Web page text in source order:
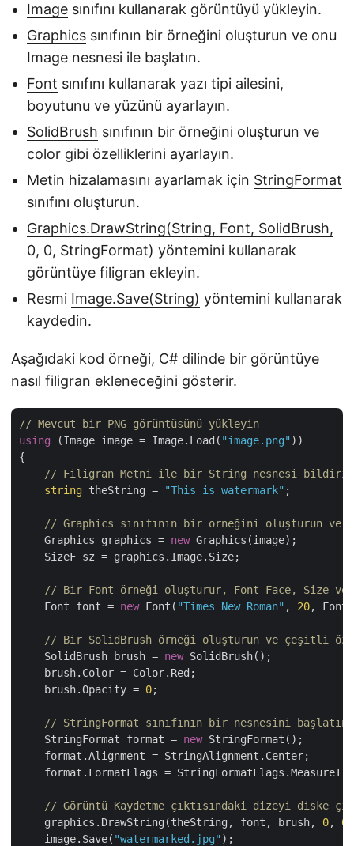
Image sınıfını kullanarak görüntüyü yükleyin.
Graphics sınıfının bir örneğini oluşturun ve onu
Image nesnesi ile başlatın.
Font sınıfını kullanarak yazı tipi ailesini,
boyutunu ve yüzünü ayarlayın.
SolidBrush sınıfının bir örneğini oluşturun ve
color gibi özelliklerini ayarlayın.
Metin hizalamasını ayarlamak için StringFormat
sınıfını oluşturun.
Graphics.DrawString(String, Font, SolidBrush,
0, 0, StringFormat) yöntemini kullanarak
görüntüye filigran ekleyin.
Resmi Image.Save(String) yöntemini kullanarak
kaydedin.
Aşağıdaki kod örneği, C# dilinde bir görüntüye
nasıl filigran ekleneceğini gösterir.
// Mevcut bir PNG görüntüsünü yükleyin
using (Image image = Image.Load( "image.png" ))
{
// Filigran Metni ile bir String nesnesi bildirin
string theString = "This is watermark" ;
// Graphics sınıfının bir örneğini oluşturun ve
    Graphics graphics =
new Graphics(image);
    SizeF sz = graphics.Image.Size;
// Bir Font örneği oluşturur, Font Face, Size
    Font font =
new Font( "Times New Roman" , 20,
// Bir SolidBrush örneği oluşturun ve çeşitli
    SolidBrush brush =
new SolidBrush();
    brush.Color = Color.Red;
    brush.Opacity =
0;
// StringFormat sınıfının bir nesnesini
    StringFormat format =
new StringFormat();
    format.Alignment = StringAlignment.Center;
format.FormatFlags =
// Görüntü Kaydetme çıktısındaki dizeyi diske
    graphics.DrawString(theString, font, brush,
0, 0
    image.Save(
"watermarked.jpg" );